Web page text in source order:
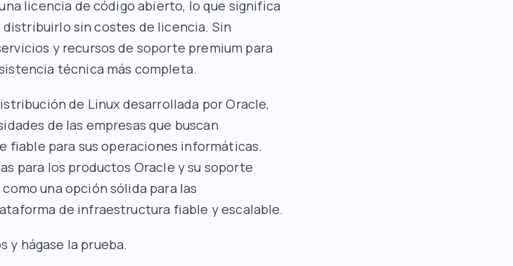
licencia de código abierto, lo que significa
sin costes de licencia. Sin
y recursos de soporte premium para
técnica más completa.
de Linux desarrollada por Oracle,
de las empresas que buscan
fiable para sus operaciones informáticas.
para los productos Oracle y su soporte
una opción sólida para las
de infraestructura fiable y escalable.
y hágase la prueba.